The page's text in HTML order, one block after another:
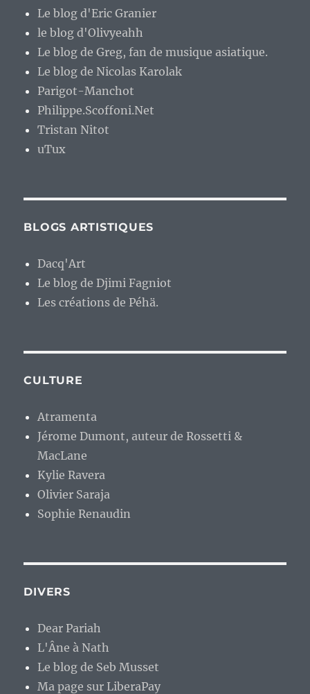
Le blog d'Eric Granier
le blog d'Olivyeahh
Le blog de Greg, fan de musique asiatique.
Le blog de Nicolas Karolak
Parigot-Manchot
Philippe.Scoffoni.Net
Tristan Nitot
uTux
BLOGS ARTISTIQUES
Dacq'Art
Le blog de Djimi Fagniot
Les créations de Péhä.
CULTURE
Atramenta
Jérome Dumont, auteur de Rossetti &
MacLane
Kylie Ravera
Olivier Saraja
Sophie Renaudin
DIVERS
Dear Pariah
L'Âne à Nath
Le blog de Seb Musset
Ma page sur LiberaPay